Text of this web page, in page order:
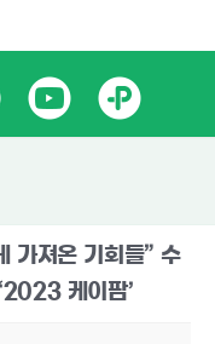
유
튜
카
카
톡
플
가져온 기회들” 수
케이팜’